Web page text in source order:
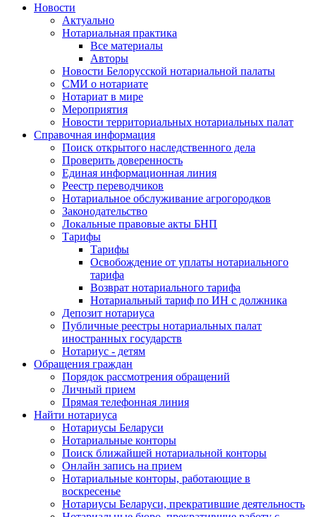
Новости
Актуально
Нотариальная практика
Все материалы
Авторы
Новости Белорусской нотариальной палаты
СМИ о нотариате
Нотариат в мире
Мероприятия
Новости территориальных нотариальных палат
Справочная информация
Поиск открытого наследственного дела
Проверить доверенность
Единая информационная линия
Реестр переводчиков
Нотариальное обслуживание агрогородков
Законодательство
Локальные правовые акты БНП
Тарифы
Тарифы
Освобождение от уплаты нотариального
тарифа
Возврат нотариального тарифа
Нотариальный тариф по ИН с должника
Депозит нотариуса
Публичные реестры нотариальных палат
иностранных государств
Нотариус - детям
Обращения граждан
Порядок рассмотрения обращений
Личный прием
Прямая телефонная линия
Найти нотариуса
Нотариусы Беларуси
Нотариальные конторы
Поиск ближайшей нотариальной конторы
Онлайн запись на прием
Нотариальные конторы, работающие в
воскресенье
Нотариусы Беларуси, прекратившие деятельность